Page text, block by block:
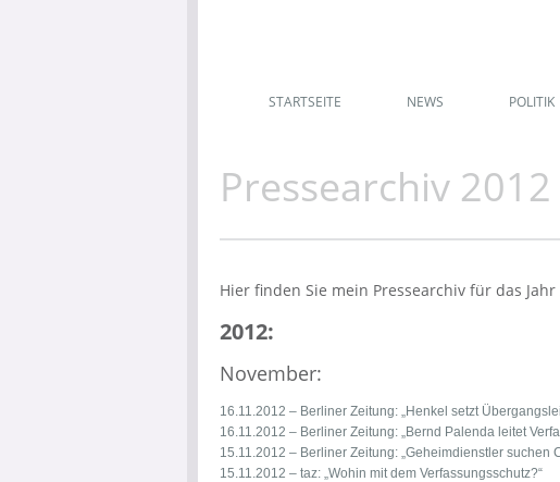
STARTSEITE NEWS POLITIK
Pressearchiv 2012
Hier finden Sie mein Pressearchiv für das Jahr
2012:
November:
16.11.2012 – Berliner Zeitung: „Henkel setzt
16.11.2012 – Berliner Zeitung: „Bernd Palenda leitet
15.11.2012 – Berliner Zeitung: „Geheimdienstler suchen
15.11.2012 – taz: „Wohin mit dem Verfassungsschutz?“